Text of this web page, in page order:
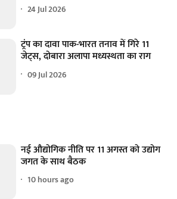
24 Jul 2026
ट्रंप का दावा पाक-भारत तनाव में गिरे 11
जेट्स, दोबारा अलापा मध्यस्थता का राग
09 Jul 2026
नई औद्योगिक नीति पर 11 अगस्त को उद्योग
जगत के साथ बैठक
10 hours ago